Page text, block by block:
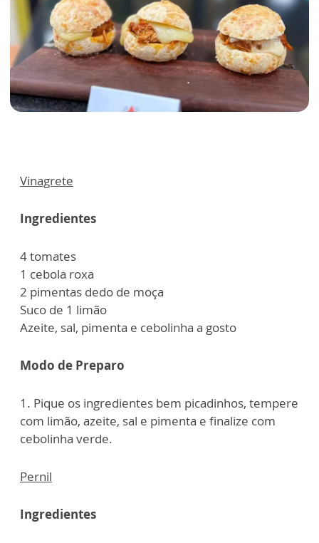
Vinagrete
Ingredientes
4 tomates
1 cebola roxa
2 pimentas dedo de moça
Suco de 1 limão
Azeite, sal, pimenta e cebolinha a gosto
Modo de Preparo
1. Pique os ingredientes bem picadinhos, tempere
com limão, azeite, sal e pimenta e finalize com
cebolinha verde.
Pernil
Ingredientes